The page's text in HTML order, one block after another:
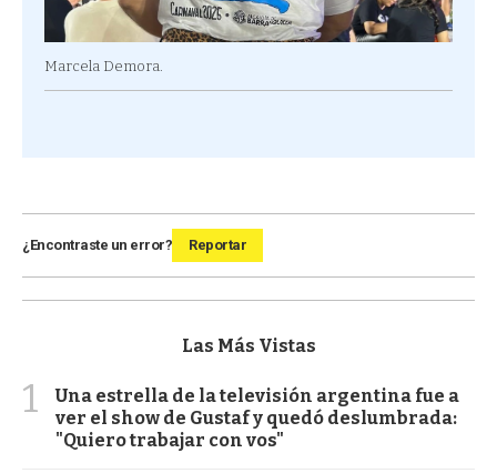
Marcela Demora.
¿Encontraste un error? Reportar
Las Más Vistas
1
Una estrella de la televisión argentina fue a
ver el show de Gustaf y quedó deslumbrada:
"Quiero trabajar con vos"